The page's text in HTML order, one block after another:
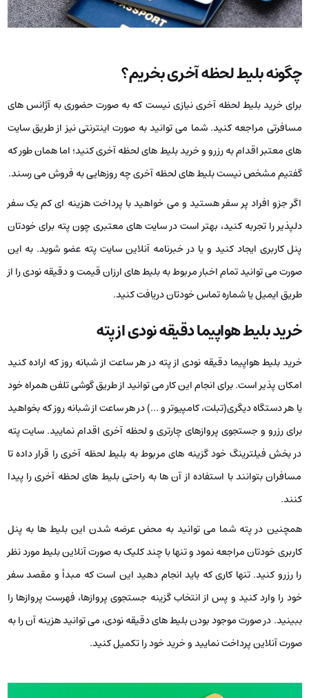
چگونه بلیط لحظه آخری بخریم؟
برای خرید بلیط لحظه آخری نیازی نیست که به‌ صورت حضوری به آژانس‌ های
مسافرتی مراجعه کنید. شما می‌ توانید به‌ صورت اینترنتی نیز از طریق سایت‌
های معتبر اقدام به رزرو و خرید بلیط های لحظه آخری کنید؛ اما همان‌ طور که
گفتیم مشخص نیست بلیط های لحظه آخری چه روزهایی به فروش می‌ رسند.
اگر جزو افراد پر سفر هستید و می‌ خواهید با پرداخت هزینه‌ ای کم یک سفر
دلپذیر را تجربه کنید، بهتر است در سایت‌ های معتبری چون پته برای خودتان
پنل کاربری ایجاد کنید و یا در خبرنامه آنلاین سایت پته عضو شوید. به این
صورت می‌ توانید تمام اخبار مربوط به بلیط های ارزان‌ قیمت و دقیقه نودی را از
طریق ایمیل یا شماره تماس خودتان دریافت کنید.
خرید بلیط هواپیما دقیقه نودی از پته
خرید بلیط هواپیما دقیقه نودی از پته در هر ساعت از شبانه‌ روز که اراده کنید
امکان‌ پذیر است. برای انجام این کار می‌ توانید از طریق گوشی تلفن همراه خود
یا هر دستگاه دیگری(تبلت، کامپیوتر و …) در هر ساعت از شبانه‌ روز که بخواهید
برای رزرو و جستجوی پروازهای چارتری و لحظه آخری اقدام نمایید. سایت پته
در بخش فیلترینگ خود گزینه‌ های مربوط به بلیط لحظه آخری را قرار داده تا
مسافران بتوانند با استفاده از آن‌ ها به‌ راحتی بلیط های لحظه آخری را پیدا
کنند.
همچنین در پته شما می‌ توانید به‌ محض عرضه شدن این بلیط‌ ها به پنل
کاربری خودتان مراجعه نمود و تنها با چند کلیک به‌ صورت آنلاین بلیط مورد نظر
را رزرو کنید. تنها کاری که باید انجام دهید این است که مبدأ و مقصد سفر
خود را وارد کنید و پس از انتخاب گزینه جستجوی پروازها، فهرست پروازها را
ببینید. در صورت موجود بودن بلیط های دقیقه نودی، می‌ توانید هزینه آن را به‌
صورت آنلاین پرداخت نمایید و خرید خود را تکمیل کنید.